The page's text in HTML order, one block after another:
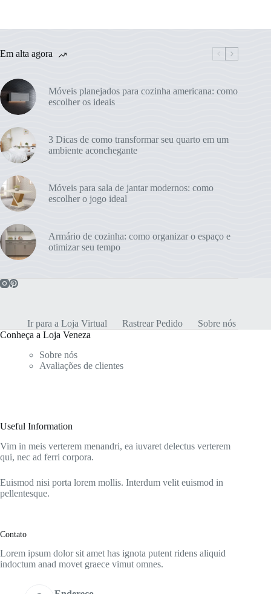
Em alta agora
Móveis planejados para cozinha americana: como
escolher os ideais
3 Dicas de como transformar seu quarto em um
ambiente aconchegante
Móveis para sala de jantar modernos: como
escolher o jogo ideal
Armário de cozinha: como organizar o espaço e
otimizar seu tempo
Ir para a Loja Virtual Rastrear Pedido
Sobre nós
Conheça a Loja Veneza
Sobre nós
Avaliações de clientes
Useful Information
Vim in meis verterem menandri, ea iuvaret delectus verterem
qui, nec ad ferri corpora.
Euismod nisi porta lorem mollis. Interdum velit euismod in
pellentesque.
Contato
Lorem ipsum dolor sit amet has ignota putent ridens aliquid
indoctum anad movet graece vimut omnes.